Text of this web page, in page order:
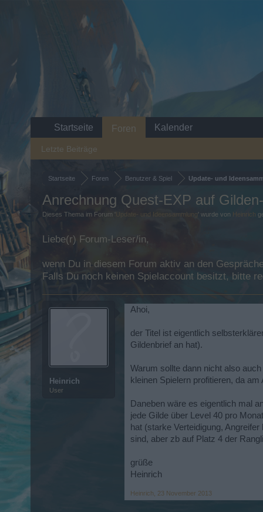
Startseite Foren Benutzer & Spiel Update- und
Anrechnung Quest-EXP auf
Dieses Thema im Forum ' Update- und Ideensammlung' wurde von Heinrich
Liebe(r) Forum-Leser/in,
wenn Du in diesem Forum aktiv an den
Falls Du noch keinen Spielaccount besitzt, bitte
Heinrich
User
Ahoi,
der Titel ist eigentlich
Gildenbrief an hat).
Warum sollte dann nicht also
kleinen Spielern profitieren, da
Daneben wäre es eigentlich mal
jede Gilde über Level 40 pro
hat (starke Verteidigung,
sind, aber zb auf Platz 4 der
grüße
Heinrich
Heinrich 23 November 2013
Startseite Foren
Letzte Beiträge
Kalender